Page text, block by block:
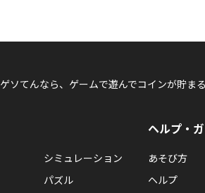
ゆうじ
ゲソてんなら、ゲームで遊んでコインが貯まる
シミュレーション
パズル
ヘルプ・
あそび方
ヘルプ